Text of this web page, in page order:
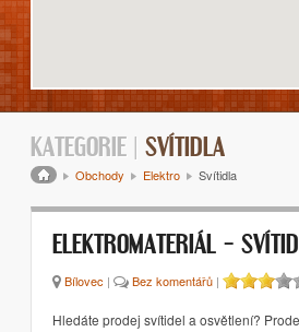
KATEGORIE | SVÍTIDLA
Drobečková navigace
Obchody Elektro Svítidla
ELEKTROMATERIÁL –
Bílovec | Bez komentářů |
Hledáte prodej svítidel a osvětlení?